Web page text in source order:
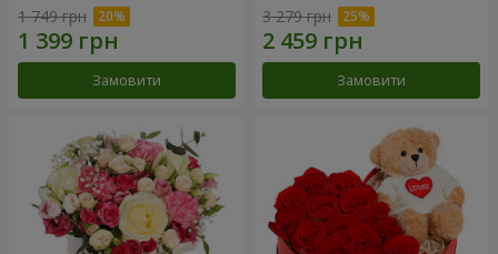
1 749 грн
Замовити
3 279 грн
Замовити